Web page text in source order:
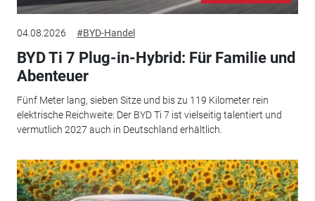
04.08.2026 #BYD-Handel
BYD Ti 7 Plug-in-Hybrid: Für Familie und
Abenteuer
Fünf Meter lang, sieben Sitze und bis zu 119 Kilometer rein
elektrische Reichweite: Der BYD Ti 7 ist vielseitig talentiert und
vermutlich 2027 auch in Deutschland erhältlich.